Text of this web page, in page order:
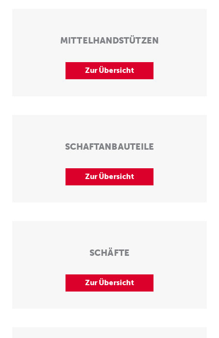
MITTELHANDSTÜTZEN
Zur Übersicht
SCHAFTANBAUTEILE
Zur Übersicht
SCHÄFTE
Zur Übersicht